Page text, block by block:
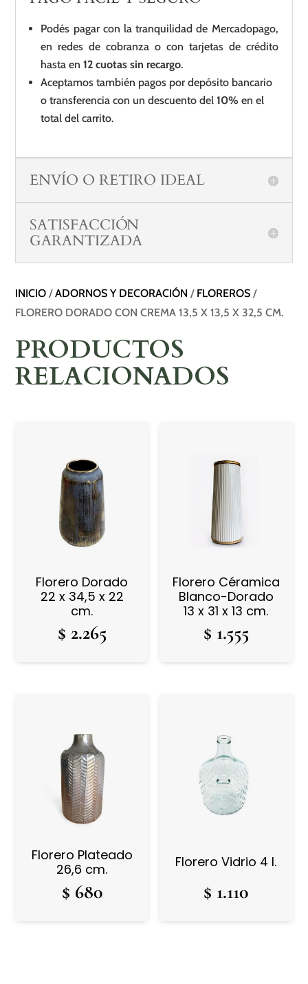
Podés pagar con la tranquilidad de Mercadopago,
en redes de cobranza o con tarjetas de crédito
hasta en12 cuotas sin recargo.
Aceptamos también pagos por depósito bancario
o transferencia con un descuento del10% en el
total del carrito.
ENVÍO O RETIRO IDEAL
SATISFACCIÓN
GARANTIZADA
INICIO /ADORNOS Y DECORACIÓN / FLOREROS /
FLORERO DORADO CON CREMA 13,5 X 13,5 X 32,5 CM.
PRODUCTOS
RELACIONADOS
Florero Dorado
22 x 34,5 x 22
cm.
$ 2.265
Florero Céramica
Blanco-Dorado
13 x 31 x 13 cm.
$ 1.555
Florero Plateado
26,6 cm.
$ 680
Florero Vidrio 4 l.
$ 1.110